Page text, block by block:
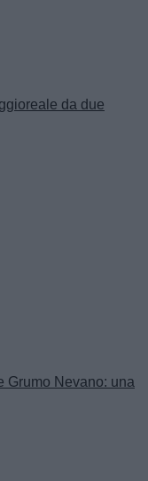
da due
Grumo Nevano: una